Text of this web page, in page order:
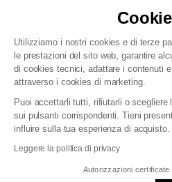
Utilizziamo i nostri cookies e di terze
le prestazioni del sito web, garantire
di cookies tecnici, adattare i contenuti
attraverso i cookies di marketing.
Puoi accettarli tutti, rifiutarli o scegliere
sui pulsanti corrispondenti. Tieni
influire sulla tua esperienza di acquisto.
Leggere la politica di privacy
Autorizzazioni certificate
Condizioni
Politica di gestione dei dati
Condizioni generali di vendita
Dichiarazione di